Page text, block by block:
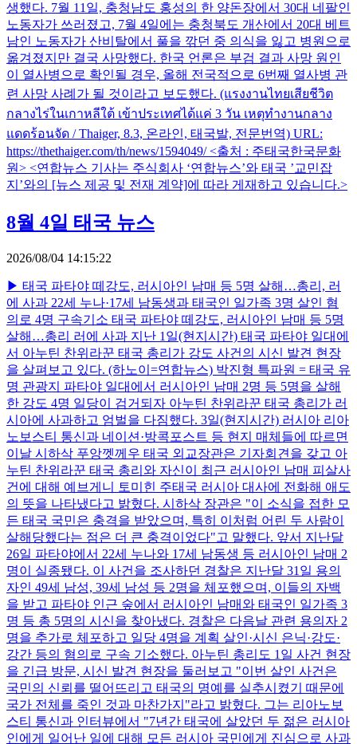
생했다. 7월 11일, 충청남도 홍성의 한 양돈장에서 30대 네팔인
노동자가 쓰러졌고, 7월 4일에는 충청북도 개산에서 20대 베트
남인 노동자가 산비탈에서 풀을 깎던 중 의식을 잃고 병원으로
옮겨졌지만 결국 사망했다. 한국 언론은 부검 결과 사망 원인
이 열사병으로 확인될 경우, 올해 전국적으로 6번째 열사병 관
련 사망 사례가 될 것이라고 보도했다. (แรงงานไทยเสียชีวิต
กลางไร่ในเกาหลีใต้ เข้าประเทศได้แค่ 3 วัน เหตุทำงานกลาง
แดดร้อนจัด / Thaiger, 8.3, 온라인, 태국발, 전문번역) URL:
https://thethaiger.com/th/news/1594049/ <출처 : 주태국한국문화
원> <연합뉴스 기사는 주식회사 ‘연합뉴스’와 태국 ’교민잡
지’와의 [뉴스 제공 및 전재 계약]에 따라 게재하고 있습니다.>
8월 4일 태국 뉴스
2026/08/04 14:15:22
▶ 태국 파타야 떼강도, 러시아인 남매 등 5명 살해…총리, 러
에 사과 22세 누나·17세 남동생과 태국인 일가족 3명 살인 혐
의로 4명 구속기소 태국 파타야 떼강도, 러시아인 남매 등 5명
살해…총리 러에 사과 지난 1일(현지시간) 태국 파타야 일대에
서 아누틴 찬위라꾼 태국 총리가 강도 사건의 시신 발견 현장
을 살펴보고 있다. (하노이=연합뉴스) 박진형 특파원 = 태국 유
명 관광지 파타야 일대에서 러시아인 남매 2명 등 5명을 살해
한 강도 4명 일당이 검거되자 아누틴 찬위라꾼 태국 총리가 러
시아에 사과하고 엄벌을 다짐했다. 3일(현지시간) 러시아 리아
노보스티 통신과 네이션·방콕포스트 등 현지 매체들에 따르면
이날 시하삭 푸앙껫께우 태국 외교장관은 기자회견을 갖고 아
누틴 찬위라꾼 태국 총리와 자신이 최근 러시아인 남매 피살사
건에 대해 예브게니 토미힌 주태국 러시아 대사에 전화해 애도
의 뜻을 나타냈다고 밝혔다. 시하삭 장관은 "이 소식을 접한 모
든 태국 국민은 충격을 받았으며, 특히 이처럼 어린 두 사람이
살해당했다는 점은 더 큰 충격이었다"고 말했다. 앞서 지난달
26일 파타야에서 22세 누나와 17세 남동생 등 러시아인 남매 2
명이 실종됐다. 이 사건을 조사하던 경찰은 지난달 31일 용의
자인 49세 남성, 39세 남성 등 2명을 체포했으며, 이들의 자백
을 받고 파타야 인근 숲에서 러시아인 남매와 태국인 일가족 3
명 등 총 5명의 시신을 찾아냈다. 경찰은 다음날 관련 용의자 2
명을 추가로 체포하고 일당 4명을 계획 살인·시신 은닉·강도·
강간 등의 혐의로 구속 기소했다. 아누틴 총리도 1일 사건 현장
을 긴급 방문, 시신 발견 현장을 둘러보고 "이번 살인 사건은
국민의 신뢰를 떨어뜨리고 태국의 명예를 실추시켰기 때문에
국가 전체를 죽인 것과 마찬가지"라고 밝혔다. 그는 리아노보
스티 통신과 인터뷰에서 "7년간 태국에 살았던 두 젊은 러시아
인에게 일어난 일에 대해 모든 러시아 국민에게 진심으로 사과